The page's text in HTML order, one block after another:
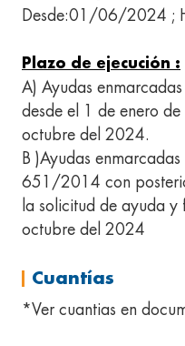
Desde:01/06/2024 ;
Plazo de ejecución :
A) Ayudas
desde el 1 de enero
octubre del 2024.
B )Ayudas
651/2014 con
la solicitud de ayuda
octubre del 2024
Cuantías
*Ver cuantias en